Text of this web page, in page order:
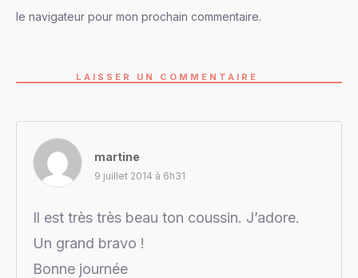
le navigateur pour mon prochain commentaire.
LAISSER UN COMMENTAIRE
martine
9 juillet 2014 à 6h31
Il est très très beau ton coussin. J’adore.
Un grand bravo !
Bonne journée